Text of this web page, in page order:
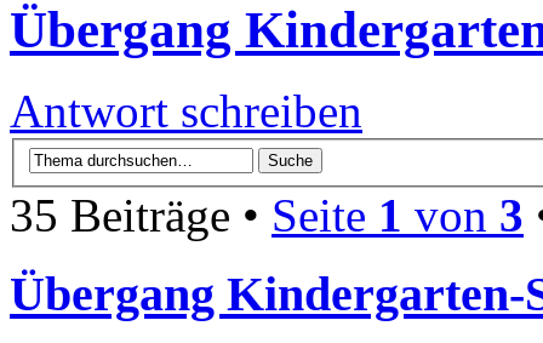
Übergang
Antwort schreiben
35 Beiträge • Seite 1 von 3
Übergang Kindergarten-